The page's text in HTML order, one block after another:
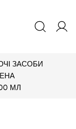
ЗАСОБИ
МЛ